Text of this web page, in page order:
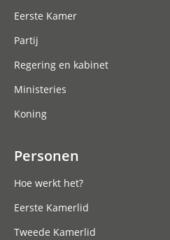
Eerste Kamer
Partij
Regering en kabinet
Ministeries
Koning
Personen
Hoe werkt het?
Eerste Kamerlid
Tweede Kamerlid